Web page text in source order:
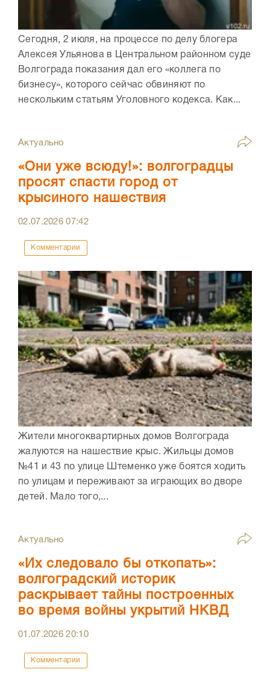
Сегодня, 2 июля, на процессе по делу блогера
Алексея Ульянова в Центральном районном суде
Волгограда показания дал его «коллега по
бизнесу», которого сейчас обвиняют по
нескольким статьям Уголовного кодекса. Как...
Актуально
«Они уже всюду!»: волгоградцы
просят спасти город от
крысиного нашествия
02.07.202607:42
Комментарии
Жители многоквартирных домов Волгограда
жалуются на нашествие крыс. Жильцы домов
№41 и 43 по улице Штеменко уже боятся ходить
по улицам и переживают за играющих во дворе
детей. Мало того,...
Актуально
«Их следовало бы откопать»:
волгоградский историк
раскрывает тайны построенных
во время войны укрытий НКВД
01.07.202620:10
Комментарии